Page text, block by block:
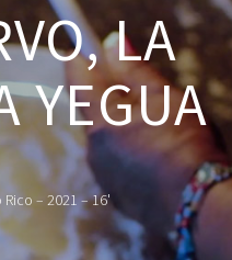
LA
YEGUA
Rico – 2021 – 16'